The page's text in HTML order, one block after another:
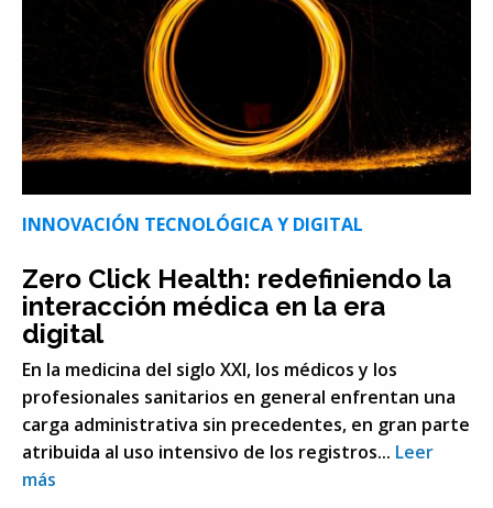
INNOVACIÓN TECNOLÓGICA Y DIGITAL
Zero Click Health: redefiniendo la
interacción médica en la era
digital
En la medicina del siglo XXI, los médicos y los
profesionales sanitarios en general enfrentan una
carga administrativa sin precedentes, en gran parte
atribuida al uso intensivo de los registros... Leer
más